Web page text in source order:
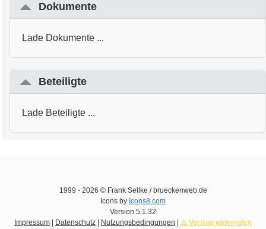
Dokumente
Lade Dokumente ...
Beteiligte
Lade Beteiligte ...
1999 - 2026 © Frank Sellke / brueckenweb.de
Icons by Icons8.com
Version 5.1.32
Impressum
Datenschutz Nutzungsbedingungen ⚠️ Vertrag widerrufen